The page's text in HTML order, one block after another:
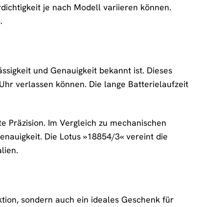
je nach Modell variieren können.
und Genauigkeit bekannt ist. Dieses
verlassen können. Die lange Batterielaufzeit
Im Vergleich zu mechanischen
Die Lotus »18854/3« vereint die
sondern auch ein ideales Geschenk für